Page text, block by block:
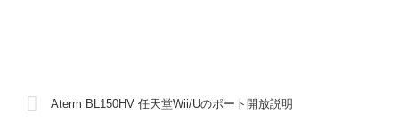
Aterm BL150HV 任天堂Wii/Uのポート開放説明